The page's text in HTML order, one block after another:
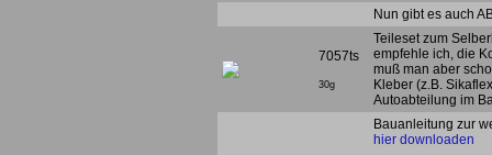
Nun gibt es auch
7057ts
30g
Teileset zum
empfehle ich, die
muß man aber
Kleber (z.B.
Autoabteilung im
Bauanleitung zur
hier downloaden